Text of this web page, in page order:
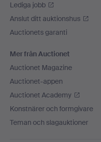
Lediga jobb
Anslut ditt auktionshus
Auctionets garanti
Mer från Auctionet
Auctionet Magazine
Auctionet-appen
Auctionet Academy
Konstnärer och formgivare
Teman och slagauktioner